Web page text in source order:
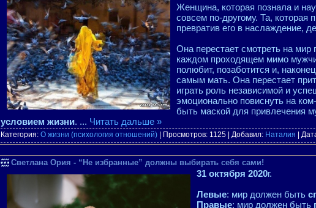
Женщина, которая познала и
совсем по-другому. Та, которая
превратив его в наслаждение,
Она перестает смотреть на
каждом проходящем мимо
полюбит, позаботится и,
самым мать. Она перестает
играть роль независимой и
эмоционально повиснуть на
быть маской для привлечения
условием жизни. ... Читать дальше »
Категория: О жизни (психология отношений) | Просмотров: 1125 | Добавил: Наталия |
Светлана Ория - “Не избранные” должны выбирать себя сами!
31 октября 2020г.
Левые: мир должен быть
Правые: мир должен быть